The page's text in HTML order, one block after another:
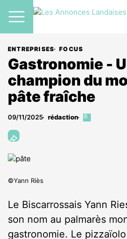
ENTREPRISES FOCUS
Gastronomie -​​​​​​
champion du
pâte fraîche
09/11/2025 rédaction
Cet
©Yann Riès
Le Biscarrossais Yann
son nom au palmarès
gastronomie. Le